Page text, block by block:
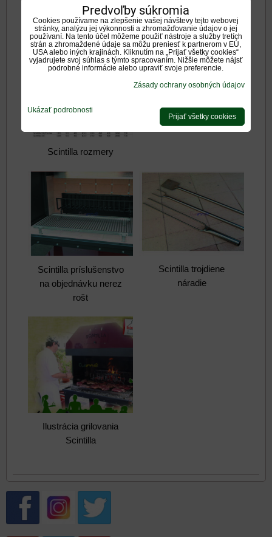
Galéria
Scintilla rozmery
Scintilla balenie
Scintilla príslušenstvo
na objednávku nerez
rošt
Scintilla trojdiene
náradie
Ilustrácia grilovania
Scintilla
Predvoľby súkromia
Cookies používame na zlepšenie vašej návštevy tejto webovej
stránky, analýzu jej výkonnosti a zhromažďovanie údajov o jej
používaní. Na tento účel môžeme použiť nástroje a služby tretích
strán a zhromaždené údaje sa môžu preniesť k partnerom v EÚ,
USA alebo iných krajinách. Kliknutím na „Prijať všetky cookies“
vyjadrujete svoj súhlas s týmto spracovaním. Nižšie môžete nájsť
podrobné informácie alebo upraviť svoje preferencie.
Zásady ochrany osobných údajov
Ukázať podrobnosti
Prijať všetky cookies